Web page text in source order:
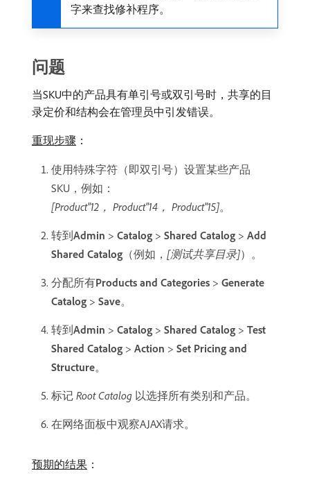
字来查找修补程序。
问题
当SKU中的产品具有单引号或双引号时，共享的目
录定价和结构会在管理员中引发错误。
重现步骤 ：
使用特殊字符（即双引号）设置某些产品
SKU，例如：
[Product"12， Product"14， Product"15]。
转到​Admin > Catalog > Shared Catalog > Add
Shared Catalog （例如， [测试共享目录]）。
分配所有​Products and Categories > Generate
Catalog > Save。
转到​Admin > Catalog > Shared Catalog > Test
Shared Catalog > Action > Set Pricing and
Structure。
标记​ Root Catalog ​以选择所有类别和产品。
在网络面板中观察AJAX请求。
预期的结果 ：